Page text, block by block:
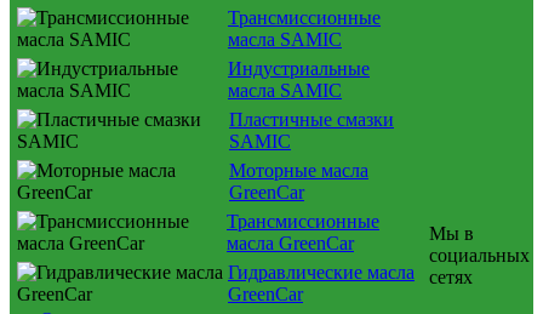
Трансмиссионные
масла SAMIC
Индустриальные
масла SAMIC
Пластичные смазки
SAMIC
Моторные масла
GreenCar
Трансмиссионные
масла GreenCar
Гидравлические масла
GreenCar
Мы в
социальных
сетях